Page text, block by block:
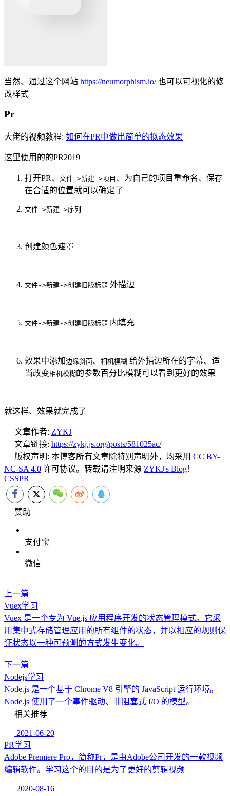
当然、通过这个网站 https://neumorphism.io/也可以可视化的修
改样式
Pr
大佬的视频教程: 如何在PR中做出简单的拟态效果
这里使用的的PR2019
打开PR、 文件->新建->项目 、为自己的项目重命名、保存
在合适的位置就可以确定了
文件->新建->序列
创建颜色遮罩
文件->新建->创建旧版标题 外描边
文件->新建->创建旧版标题 内填充
效果中添加边缘斜面、 相机模糊 给外描边所在的字幕、适
当改变相机模糊的参数百分比模糊可以看到更好的效果
就这样、效果就完成了
文章作者: ZYKJ
文章链接: https://zykj.js.org/posts/581025ac/
版权声明: 本博客所有文章除特别声明外，均采用 CC BY-
NC-SA 4.0 许可协议。转载请注明来源 ZYKJ's Blog！
CSSPR
赞助
支付宝
微信
上一篇
Vuex学习
Vuex 是一个专为 Vue.js 应用程序开发的状态管理模式。它采
用集中式存储管理应用的所有组件的状态，并以相应的规则保
证状态以一种可预测的方式发生变化。
下一篇
Nodejs学习
Node.js 是一个基于 Chrome V8 引擎的 JavaScript 运行环境。
Node.js 使用了一个事件驱动、非阻塞式 I/O 的模型。
相关推荐
2021-06-20
PR学习
Adobe Premiere Pro，简称Pr，是由Adobe公司开发的一款视频
编辑软件。学习这个的目的是为了更好的剪辑视频
2020-08-16